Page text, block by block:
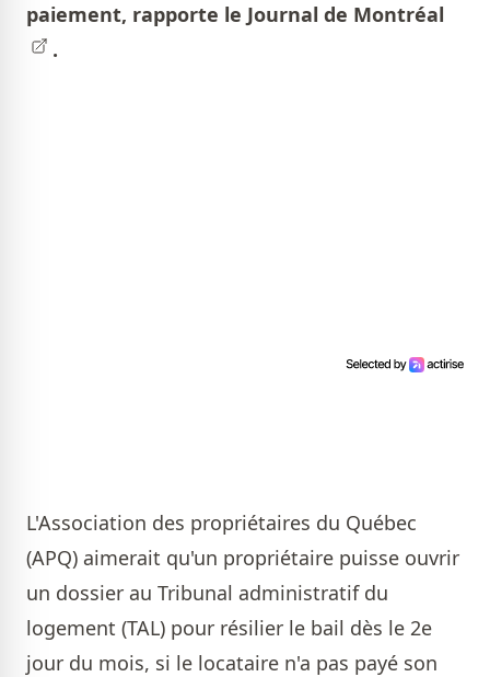
paiement, rapporte le Journal de Montréal
.
L'Association des propriétaires du Québec
(APQ) aimerait qu'un propriétaire puisse ouvrir
un dossier au Tribunal administratif du
logement (TAL) pour résilier le bail dès le 2e
jour du mois, si le locataire n'a pas payé son